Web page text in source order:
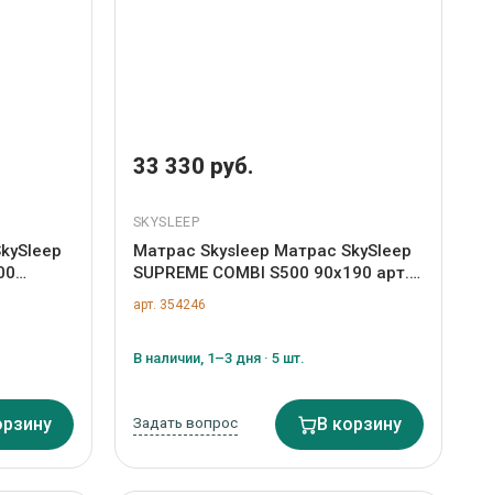
33 330 руб.
SKYSLEEP
Матрас Skysleep Матрас SkySleep
SUPREME COMBI S500 90x190 арт.
ZN-354246
арт. 354246
В наличии, 1–3 дня · 5 шт.
Задать вопрос В корзину